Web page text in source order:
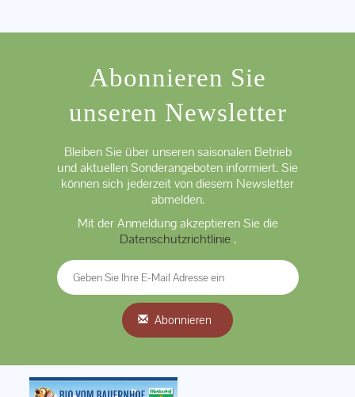
Abonnieren Sie
unseren Newsletter
Bleiben Sie über unseren saisonalen Betrieb
und aktuellen Sonderangeboten informiert. Sie
können sich jederzeit von diesem Newsletter
abmelden.
Mit der Anmeldung akzeptieren Sie die
Datenschutzrichtlinie .
Abonnieren